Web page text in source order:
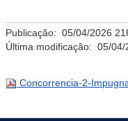
Publicação: 05/04/2026
Última modificação: 05/04/
Concorrencia-2-